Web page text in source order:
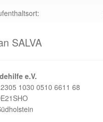
SALVA
e.V.
1030 0510 6611 68